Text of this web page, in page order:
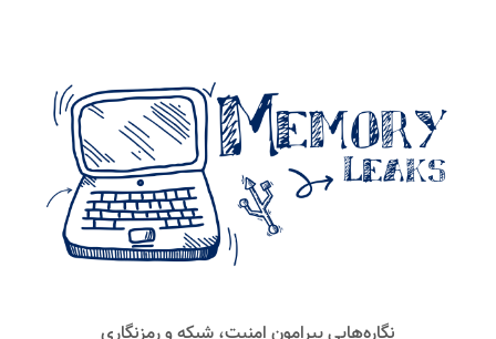
نگاره‌هایی پیرامون امنیت، شبکه و رمزنگاری